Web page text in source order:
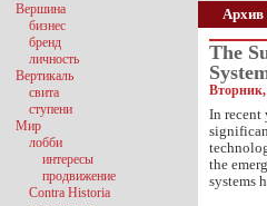
Архив
The
Вторник,
In recent
the
systems
Вершина
бизнес
бренд
личность
Вертикаль
свита
ступени
Мир
лобби
интересы
продвижение
Contra Historia